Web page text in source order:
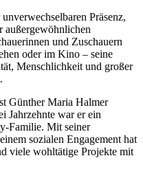
Präsenz,
außergewöhnlichen
und Zuschauern
oder im Kino – seine
Menschlichkeit und großer
Günther Maria Halmer
Jahrzehnte war er ein
Familie. Mit seiner
sozialen Engagement hat
viele wohltätige Projekte mit